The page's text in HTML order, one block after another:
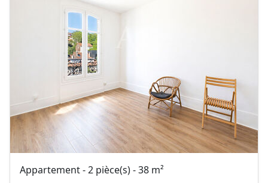
Appartement - 2 pièce(s) - 38 m²